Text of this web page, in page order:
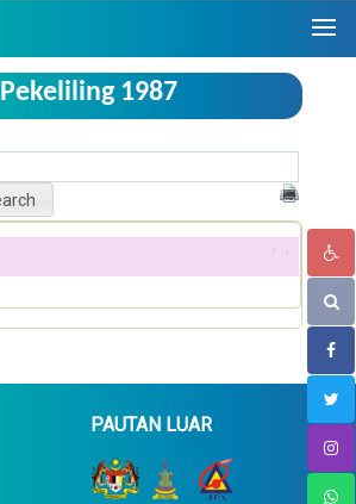
Pekeliling 1987
PAUTAN LUAR